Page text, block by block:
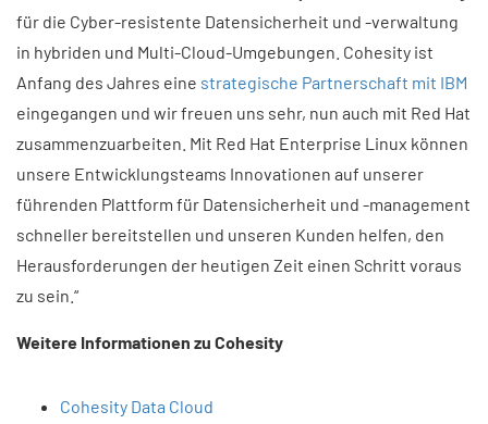
für die Cyber-resistente Datensicherheit und -verwaltung
in hybriden und Multi-Cloud-Umgebungen. Cohesity ist
Anfang des Jahres eine strategische Partnerschaft mit IBM
eingegangen und wir freuen uns sehr, nun auch mit Red Hat
zusammenzuarbeiten. Mit Red Hat Enterprise Linux können
unsere Entwicklungsteams Innovationen auf unserer
führenden Plattform für Datensicherheit und -management
schneller bereitstellen und unseren Kunden helfen, den
Herausforderungen der heutigen Zeit einen Schritt voraus
zu sein.“
Weitere Informationen zu Cohesity​
Cohesity Data Cloud